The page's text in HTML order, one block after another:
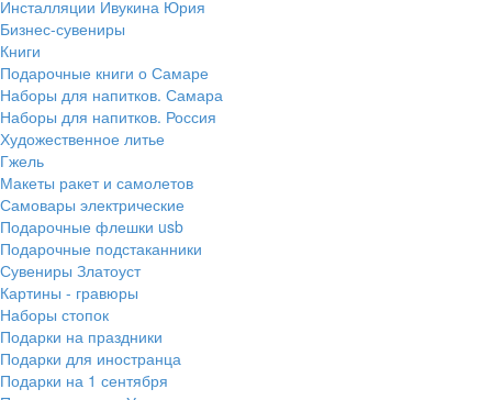
Инсталляции Ивукина Юрия
Бизнес-сувениры
Книги
Подарочные книги о Самаре
Наборы для напитков. Самара
Наборы для напитков. Россия
Художественное литье
Гжель
Макеты ракет и самолетов
Самовары электрические
Подарочные флешки usb
Подарочные подстаканники
Сувениры Златоуст
Картины - гравюры
Наборы стопок
Подарки на праздники
Подарки для иностранца
Подарки на 1 сентября